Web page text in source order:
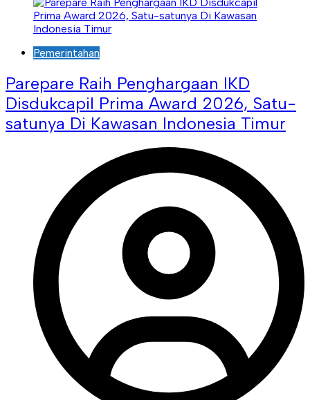
Pemerintahan
Parepare Raih Penghargaan IKD
Disdukcapil Prima Award 2026, Satu-
satunya Di Kawasan Indonesia Timur